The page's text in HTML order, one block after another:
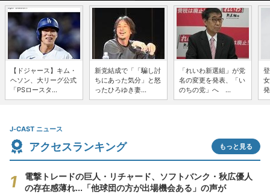
【ドジャース】キム・
ヘソン、大リーグ公式
「PSロースタ...
新党結成で「「騙し討
ちにあった気分」と怒
ったひろゆき妻...
「れいわ新選組」が党
名の変更を発表、「い
のちの党」へ ...
J-CAST ニュース
アクセスランキング もっと見る
電撃トレードの巨人・リチャード、ソフトバンク・秋広優人
の存在感薄れ...「他球団の方が出場機会ある」の声が